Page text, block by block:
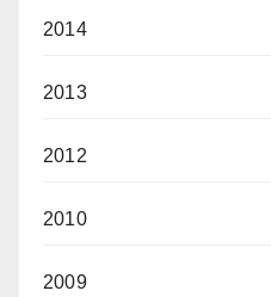
2014
2013
2012
2010
2009